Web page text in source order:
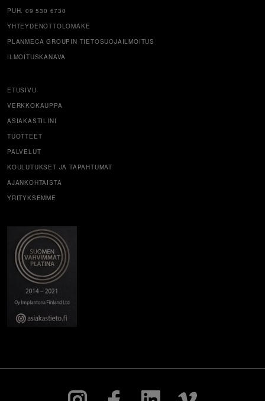
PUH. 09 530 6730
YHTEYDENOTTOLOMAKE
PLANMECA GROUPIN TIETOSUOJAILMOITUS
ILMOITUSKANAVA
ETUSIVU
VERKKOKAUPPA
ASIAKASTILINI
TUOTTEET
PALVELUT
KOULUTUKSET JA TAPAHTUMAT
AJANKOHTAISTA
YRITYKSEMME